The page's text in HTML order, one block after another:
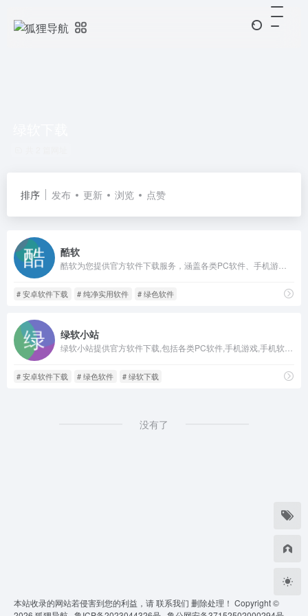
排序 发布 更新 浏览 点赞
酷软
# 安卓软件下载 # 纯净实用软件 # 绿色软件
绿软小站
# 安卓软件下载 # 绿色软件 # 绿软下载
没有了
本站收录的网站若侵害到您的利益，请联系我们 删除处理！ Copyright ©